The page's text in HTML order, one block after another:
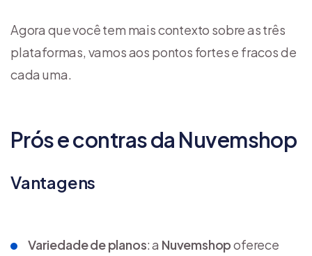
Agora que você tem mais contexto sobre as três
plataformas, vamos aos pontos fortes e fracos de
cada uma.
Prós e contras da Nuvemshop
Vantagens
Variedade de planos: a Nuvemshopoferece